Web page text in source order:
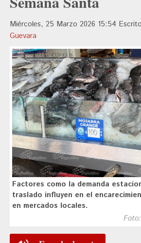
Miércoles, 25 Marzo 2026 15:54
Guevara
Factores como la demanda
traslado influyen en el
en mercados locales.